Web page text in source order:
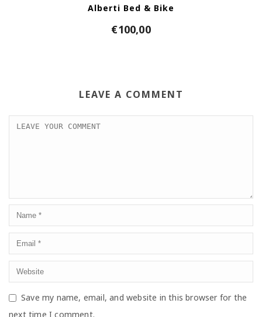
Alberti Bed & Bike
€100,00
LEAVE A COMMENT
Save my name, email, and website in this browser for the
next time I comment.